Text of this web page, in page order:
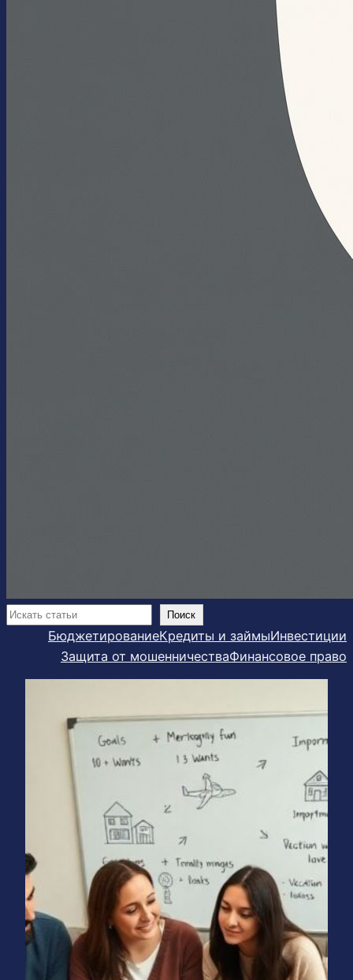
Поиск Поиск
БюджетированиеКредиты и займыИнвестиции
Защита от мошенничестваФинансовое право